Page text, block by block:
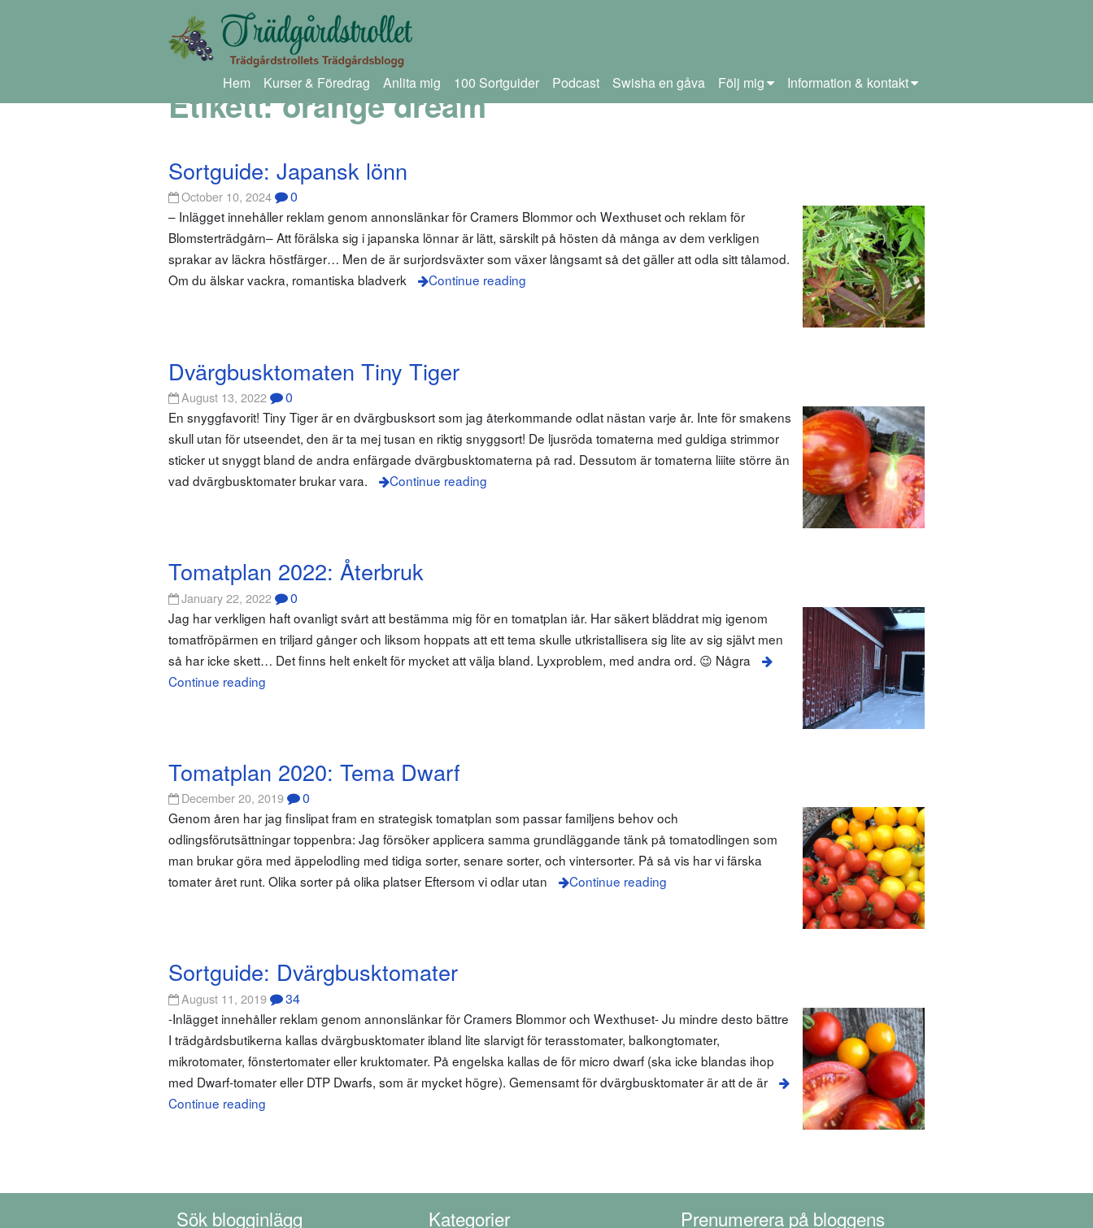
Hem Kurser & Föredrag Anlita mig 100 Sortguider Podcast Swisha en gåva Följ mig Information & kontakt
Etikett:orange dream
Sortguide: Japansk lönn
October 10, 2024 0
– Inlägget innehåller reklam genom annonslänkar för Cramers Blommor och Wexthuset och reklam för
Blomsterträdgårn– Att förälska sig i japanska lönnar är lätt, särskilt på hösten då många av dem verkligen
sprakar av läckra höstfärger… Men de är surjordsväxter som växer långsamt så det gäller att odla sitt tålamod.
Om du älskar vackra, romantiska bladverk
Continue reading
Dvärgbusktomaten Tiny Tiger
August 13, 2022 0
En snyggfavorit! Tiny Tiger är en dvärgbusksort som jag återkommande odlat nästan varje år. Inte för smakens
skull utan för utseendet, den är ta mej tusan en riktig snyggsort! De ljusröda tomaterna med guldiga strimmor
sticker ut snyggt bland de andra enfärgade dvärgbusktomaterna på rad. Dessutom är tomaterna liiite större än
vad dvärgbusktomater brukar vara.
Continue reading
Tomatplan 2022: Återbruk
January 22, 2022 0
Jag har verkligen haft ovanligt svårt att bestämma mig för en tomatplan iår. Har säkert bläddrat mig igenom
tomatfröpärmen en triljard gånger och liksom hoppats att ett tema skulle utkristallisera sig lite av sig självt men
så har icke skett… Det finns helt enkelt för mycket att välja bland. Lyxproblem, med andra ord. 😉 Några
Continue reading
Tomatplan 2020: Tema Dwarf
December 20, 2019 0
Genom åren har jag finslipat fram en strategisk tomatplan som passar familjens behov och
odlingsförutsättningar toppenbra: Jag försöker applicera samma grundläggande tänk på tomatodlingen som
man brukar göra med äppelodling med tidiga sorter, senare sorter, och vintersorter. På så vis har vi färska
tomater året runt. Olika sorter på olika platser Eftersom vi odlar utan
Continue reading
Sortguide: Dvärgbusktomater
August 11, 2019 34
-Inlägget innehåller reklam genom annonslänkar för Cramers Blommor och Wexthuset- Ju mindre desto bättre
I trädgårdsbutikerna kallas dvärgbusktomater ibland lite slarvigt för terasstomater, balkongtomater,
mikrotomater, fönstertomater eller kruktomater. På engelska kallas de för micro dwarf (ska icke blandas ihop
med Dwarf-tomater eller DTP Dwarfs, som är mycket högre). Gemensamt för dvärgbusktomater är att de är
Continue reading
Sök blogginlägg Kategorier Prenumerera på bloggens